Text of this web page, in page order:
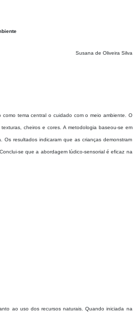
Susana de Oliveira Silva
tema central o cuidado com o meio ambiente. O
cheiros e cores. A metodologia baseou-se em
resultados indicaram que as crianças demonstram
se que a abordagem lúdico-sensorial é eficaz na
ao uso dos recursos naturais. Quando iniciada na